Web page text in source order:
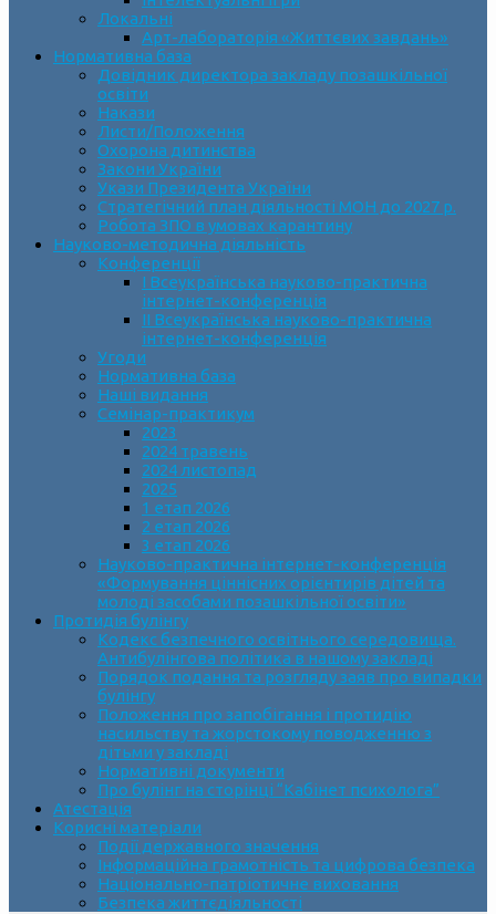
Локальні
Арт-лабораторія «Життєвих завдань»
Нормативна база
Довідник директора закладу позашкільної
освіти
Накази
Листи/Положення
Охорона дитинства
Закони України
Укази Президента України
Стратегічний план діяльності МОН до 2027 р.
Робота ЗПО в умовах карантину
Науково-методична діяльність
Конференції
І Всеукраїнська науково-практична
інтернет-конференція
ІІ Всеукраїнська науково-практична
інтернет-конференція
Угоди
Нормативна база
Наші видання
Семінар-практикум
2023
2024 травень
2024 листопад
2025
1 етап 2026
2 етап 2026
3 етап 2026
Науково-практична інтернет-конференція
«Формування ціннісних орієнтирів дітей та
молоді засобами позашкільної освіти»
Протидія булінгу
Кодекс безпечного освітнього середовища.
Антибулінгова політика в нашому закладі
Порядок подання та розгляду заяв про випадки
булінгу
Положення про запобігання і протидію
насильству та жорстокому поводженню з
дітьми у закладі
Нормативні документи
Про булінг на сторінці “Кабінет психолога”
Атестація
Корисні матеріали
Події державного значення
Інформаційна грамотність та цифрова безпека
Національно-патріотичне виховання
Безпека життєдіяльності